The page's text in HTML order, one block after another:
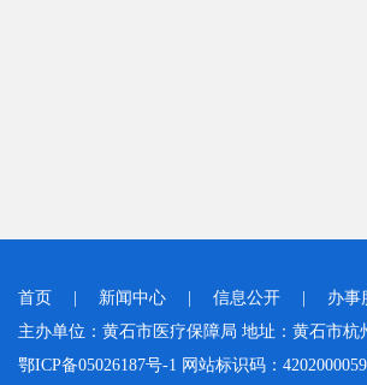
首页 新闻中心 信息公开 办事
主办单位：黄石市医疗保障局 地址：黄石市杭
鄂ICP备05026187号-1 网站标识码：